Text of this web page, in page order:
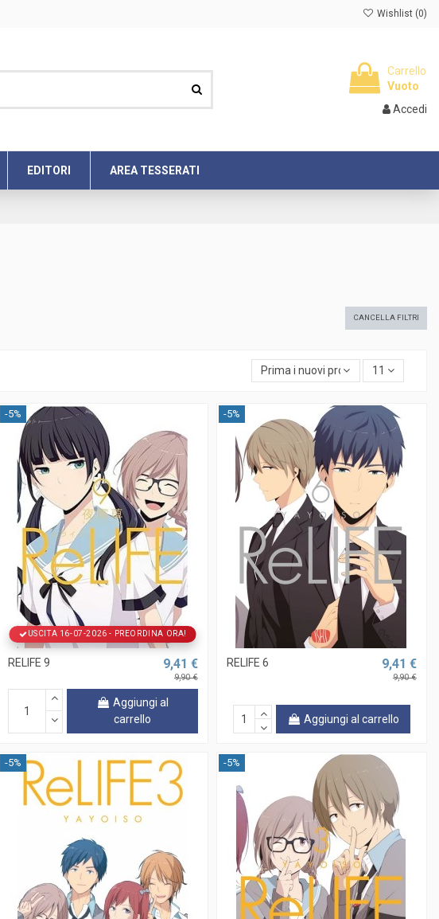
Wishlist (0)
Carrello
Vuoto
Accedi
EDITORI AREA TESSERATI
CANCELLA FILTRI
Prima i nuovi prodotti 11
-5%
USCITA 16-07-2026 - PREORDINA ORA!
RELIFE 9 9,41 €
9,90 €
Aggiungi al
carrello
-5%
RELIFE 6 9,41 €
9,90 €
Aggiungi al carrello
-5% -5%